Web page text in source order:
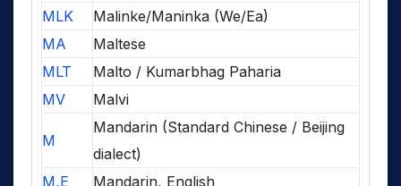
MLK
Malinke/Maninka (We/Ea)
MA
Maltese
MLT
Malto / Kumarbhag Paharia
MV
Malvi
M
Mandarin (Standard Chinese / Beijing
dialect)
M,E
Mandarin, English